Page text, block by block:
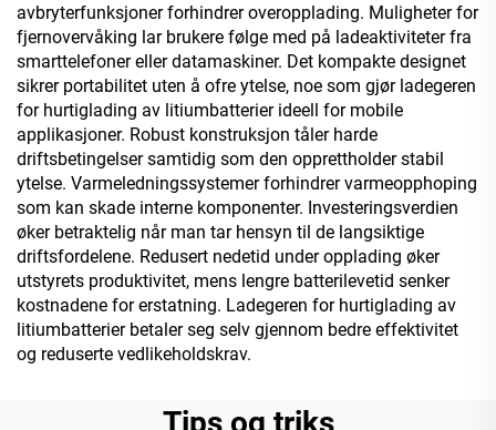
avbryterfunksjoner forhindrer overopplading. Muligheter for
fjernovervåking lar brukere følge med på ladeaktiviteter fra
smarttelefoner eller datamaskiner. Det kompakte designet
sikrer portabilitet uten å ofre ytelse, noe som gjør ladegeren
for hurtiglading av litiumbatterier ideell for mobile
applikasjoner. Robust konstruksjon tåler harde
driftsbetingelser samtidig som den opprettholder stabil
ytelse. Varmeledningssystemer forhindrer varmeopphoping
som kan skade interne komponenter. Investeringsverdien
øker betraktelig når man tar hensyn til de langsiktige
driftsfordelene. Redusert nedetid under opplading øker
utstyrets produktivitet, mens lengre batterilevetid senker
kostnadene for erstatning. Ladegeren for hurtiglading av
litiumbatterier betaler seg selv gjennom bedre effektivitet
og reduserte vedlikeholdskrav.